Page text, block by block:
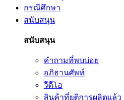
กรณีศึกษา
สนับสนุน
สนับสนุน
คำถามที่พบบ่อย
อภิธานศัพท์
วีดีโอ
สินค้าที่ยุติการผลิตแล้ว